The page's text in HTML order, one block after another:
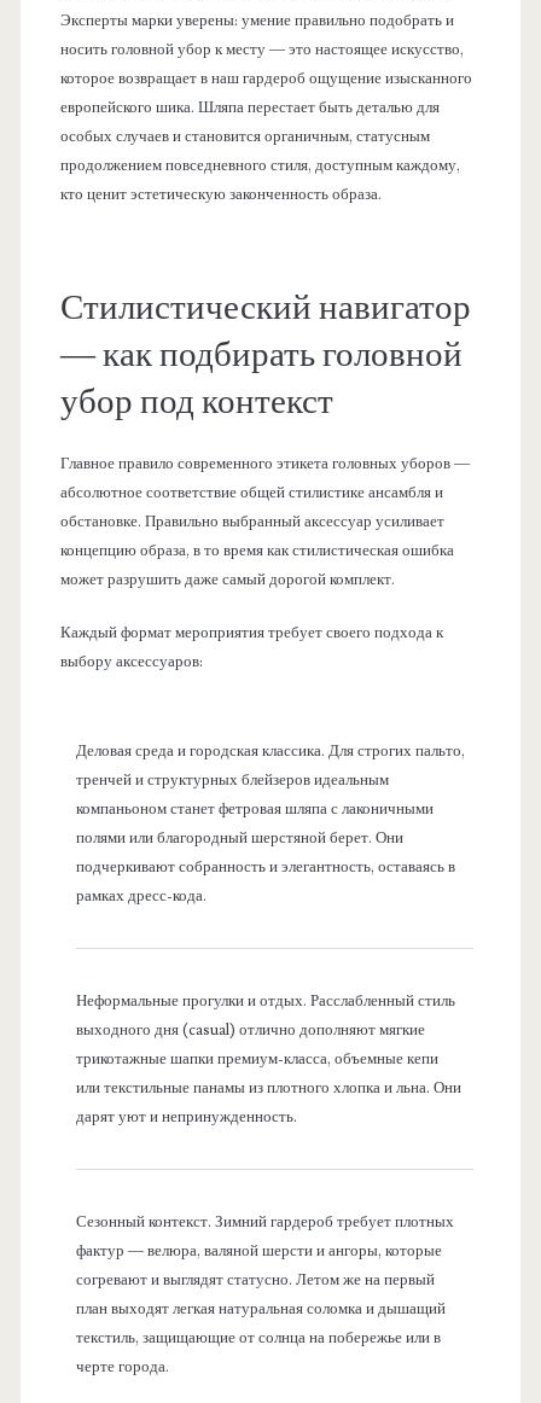
Эксперты марки уверены: умение правильно подобрать и
носить головной убор к месту — это настоящее искусство,
которое возвращает в наш гардероб ощущение изысканного
европейского шика. Шляпа перестает быть деталью для
особых случаев и становится органичным, статусным
продолжением повседневного стиля, доступным каждому,
кто ценит эстетическую законченность образа.
Стилистический навигатор
— как подбирать головной
убор под контекст
Главное правило современного этикета головных уборов —
абсолютное соответствие общей стилистике ансамбля и
обстановке. Правильно выбранный аксессуар усиливает
концепцию образа, в то время как стилистическая ошибка
может разрушить даже самый дорогой комплект.
Каждый формат мероприятия требует своего подхода к
выбору аксессуаров:
Деловая среда и городская классика. Для строгих пальто,
тренчей и структурных блейзеров идеальным
компаньоном станет фетровая шляпа с лаконичными
полями или благородный шерстяной берет. Они
подчеркивают собранность и элегантность, оставаясь в
рамках дресс-кода.
Неформальные прогулки и отдых. Расслабленный стиль
выходного дня (casual) отлично дополняют мягкие
трикотажные шапки премиум-класса, объемные кепи
или текстильные панамы из плотного хлопка и льна. Они
дарят уют и непринужденность.
Сезонный контекст. Зимний гардероб требует плотных
фактур — велюра, валяной шерсти и ангоры, которые
согревают и выглядят статусно. Летом же на первый
план выходят легкая натуральная соломка и дышащий
текстиль, защищающие от солнца на побережье или в
черте города.